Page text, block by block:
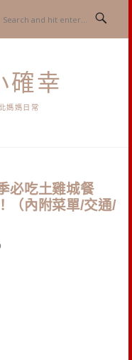
確幸
媽媽日常
必吃土雞城餐
（內附菜單/交通/